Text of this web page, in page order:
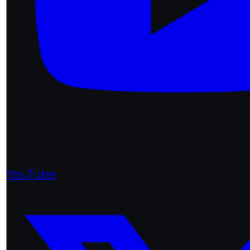
YouTube